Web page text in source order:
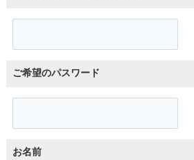
ご希望のパスワード
お名前